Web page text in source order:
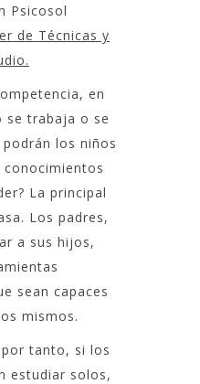
Psicosol
de Técnicas y
en
se trabaja o se
los niños
La principal
Los padres,
a sus hijos,
sean capaces
mismos.
tanto, si los
estudiar solos,